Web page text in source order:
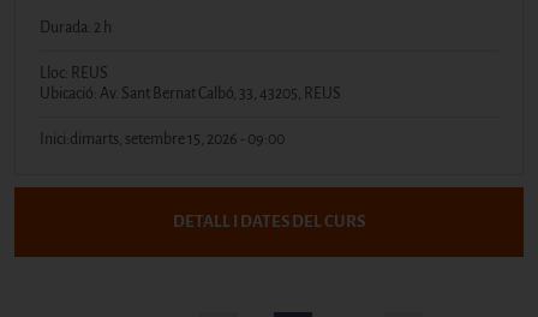
Durada: 2 h
Lloc: REUS
Ubicació: Av. Sant Bernat Calbó, 33, 43205, REUS
Inici:dimarts, setembre 15, 2026 - 09:00
DETALL I DATES DEL CURS